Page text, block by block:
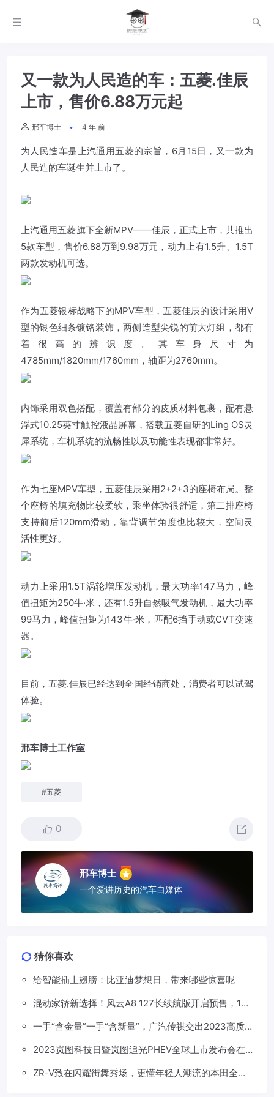
又一款为人民造的车：五菱.佳辰
上市，售价6.88万元起
邢车博士 4 年 前
为人民造车是上汽通用五菱的宗旨，6月15日，又一款为
人民造的车诞生并上市了。
上汽通用五菱旗下全新MPV——佳辰，正式上市，共推出
5款车型，售价6.88万到9.98万元，动力上有1.5升、1.5T
两款发动机可选。
作为五菱银标战略下的MPV车型， 五菱佳辰的设计采用V
型的银色细条镀铬装饰，两侧造型尖锐的前大灯组，都有
着很高的辨识度。其车身尺寸为
4785mm/1820mm/1760mm，轴距为2760mm。
内饰采用双色搭配，覆盖有部分的皮质材料包裹，配有悬
浮式10.25英寸触控液晶屏幕，搭载五菱自研的Ling OS灵
犀系统，车机系统的流畅性以及功能性表现都非常好。
作为七座MPV车型，五菱佳辰采用2+2+3的座椅布局。整
个座椅的填充物比较柔软，乘坐体验很舒适，第二排座椅
支持前后120mm滑动，靠背调节角度也比较大，空间灵
活性更好。
动力上采用1.5T涡轮增压发动机，最大功率147马力，峰
值扭矩为250牛·米，还有1.5升自然吸气发动机，最大功率
99马力，峰值扭矩为143牛·米，匹配6挡手动或CVT变速
器。
目前，五菱.佳辰已经达到全国经销商处，消费者可以试驾
体验。
邢车博士工作室
#五菱
0
邢车博士
一个爱讲历史的汽车自媒体
猜你喜欢
给智能插上翅膀：比亚迪梦想日，带来哪些惊喜呢
混动家轿新选择！风云A8 127长续航版开启预售，13
一手“含金量”一手“含新量”，广汽传祺交出2023高质
2023岚图科技日暨岚图追光PHEV全球上市发布会在
ZR-V致在闪耀街舞秀场，更懂年轻人潮流的本田全球